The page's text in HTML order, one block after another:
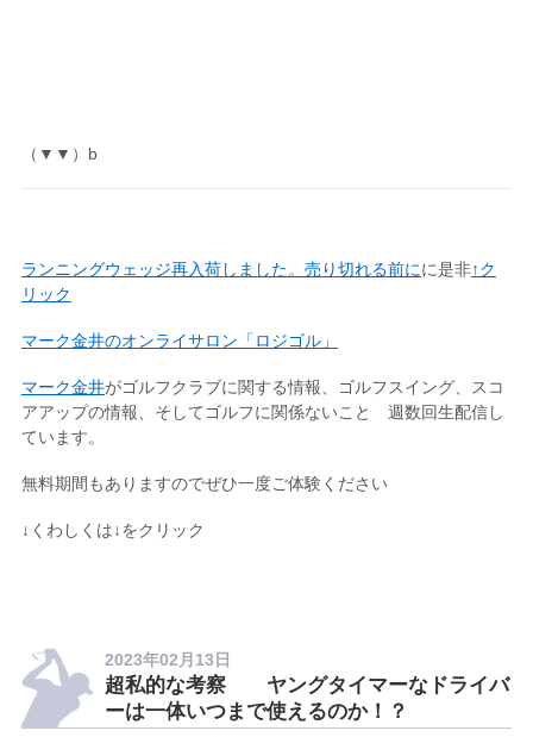
（▼▼）b
ランニングウェッジ再入荷しました。売り切れる前にに是非↑ク
リック
マーク金井のオンライサロン「ロジゴル」
マーク金井がゴルフクラブに関する情報、ゴルフスイング、スコ
アアップの情報、そしてゴルフに関係ないこと 週数回生配信し
ています。
無料期間もありますのでぜひ一度ご体験ください
↓くわしくは↓をクリック
2023年02月13日
超私的な考察 ヤングタイマーなドライバ
ーは一体いつまで使えるのか！？